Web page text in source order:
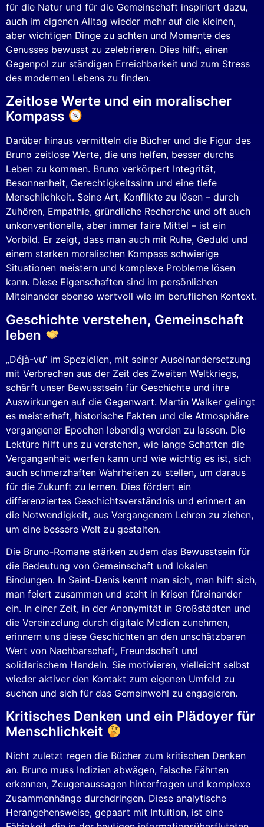
für die Natur und für die Gemeinschaft inspiriert dazu,
auch im eigenen Alltag wieder mehr auf die kleinen,
aber wichtigen Dinge zu achten und Momente des
Genusses bewusst zu zelebrieren. Dies hilft, einen
Gegenpol zur ständigen Erreichbarkeit und zum Stress
des modernen Lebens zu finden.
Zeitlose Werte und ein moralischer
Kompass
Darüber hinaus vermitteln die Bücher und die Figur des
Bruno zeitlose Werte, die uns helfen, besser durchs
Leben zu kommen. Bruno verkörpert Integrität,
Besonnenheit, Gerechtigkeitssinn und eine tiefe
Menschlichkeit. Seine Art, Konflikte zu lösen – durch
Zuhören, Empathie, gründliche Recherche und oft auch
unkonventionelle, aber immer faire Mittel – ist ein
Vorbild. Er zeigt, dass man auch mit Ruhe, Geduld und
einem starken moralischen Kompass schwierige
Situationen meistern und komplexe Probleme lösen
kann. Diese Eigenschaften sind im persönlichen
Miteinander ebenso wertvoll wie im beruflichen Kontext.
Geschichte verstehen, Gemeinschaft
leben
„Déjà-vu“ im Speziellen, mit seiner Auseinandersetzung
mit Verbrechen aus der Zeit des Zweiten Weltkriegs,
schärft unser Bewusstsein für Geschichte und ihre
Auswirkungen auf die Gegenwart. Martin Walker gelingt
es meisterhaft, historische Fakten und die Atmosphäre
vergangener Epochen lebendig werden zu lassen. Die
Lektüre hilft uns zu verstehen, wie lange Schatten die
Vergangenheit werfen kann und wie wichtig es ist, sich
auch schmerzhaften Wahrheiten zu stellen, um daraus
für die Zukunft zu lernen. Dies fördert ein
differenziertes Geschichtsverständnis und erinnert an
die Notwendigkeit, aus Vergangenem Lehren zu ziehen,
um eine bessere Welt zu gestalten.
Die Bruno-Romane stärken zudem das Bewusstsein für
die Bedeutung von Gemeinschaft und lokalen
Bindungen. In Saint-Denis kennt man sich, man hilft sich,
man feiert zusammen und steht in Krisen füreinander
ein. In einer Zeit, in der Anonymität in Großstädten und
die Vereinzelung durch digitale Medien zunehmen,
erinnern uns diese Geschichten an den unschätzbaren
Wert von Nachbarschaft, Freundschaft und
solidarischem Handeln. Sie motivieren, vielleicht selbst
wieder aktiver den Kontakt zum eigenen Umfeld zu
suchen und sich für das Gemeinwohl zu engagieren.
Kritisches Denken und ein Plädoyer für
Menschlichkeit
Nicht zuletzt regen die Bücher zum kritischen Denken
an. Bruno muss Indizien abwägen, falsche Fährten
erkennen, Zeugenaussagen hinterfragen und komplexe
Zusammenhänge durchdringen. Diese analytische
Herangehensweise, gepaart mit Intuition, ist eine